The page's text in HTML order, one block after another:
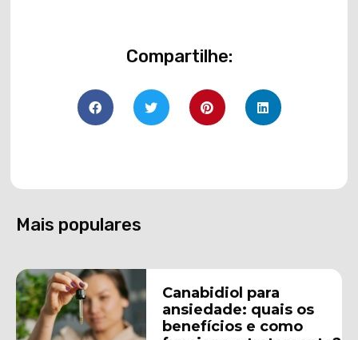
Compartilhe:
Mais populares
Canabidiol para
ansiedade: quais os
benefícios e como